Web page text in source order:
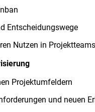
Entscheidungswege
Nutzen in Projektteams
Projektumfeldern
und neuen